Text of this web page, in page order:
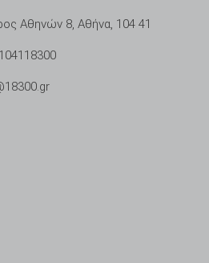
Αθηνών 8, Αθήνα, 104 41